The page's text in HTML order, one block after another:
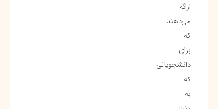
ارائه
می‌دهند
که
برای
دانشجویانی
که
به